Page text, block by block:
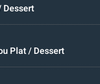
Dessert
Plat / Dessert